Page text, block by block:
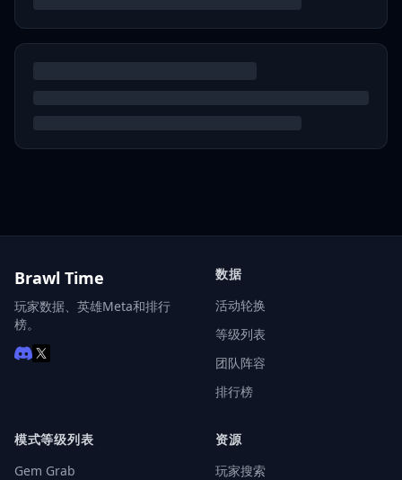
Brawl Time
玩家数据、英雄Meta和排行
榜。
数据
活动轮换
等级列表
团队阵容
排行榜
模式等级列表
Gem Grab
资源
玩家搜索